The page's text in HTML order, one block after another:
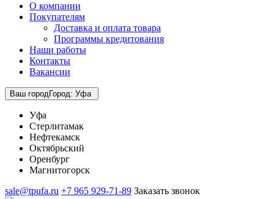
О компании
Покупателям
Доставка и оплата товара
Программы кредитования
Наши работы
Контакты
Вакансии
Ваш городГород: Уфа
Уфа
Стерлитамак
Нефтекамск
Октябрьский
Оренбург
Магнитогорск
sale@tpufa.ru +7 965 929-71-89 Заказать звонок